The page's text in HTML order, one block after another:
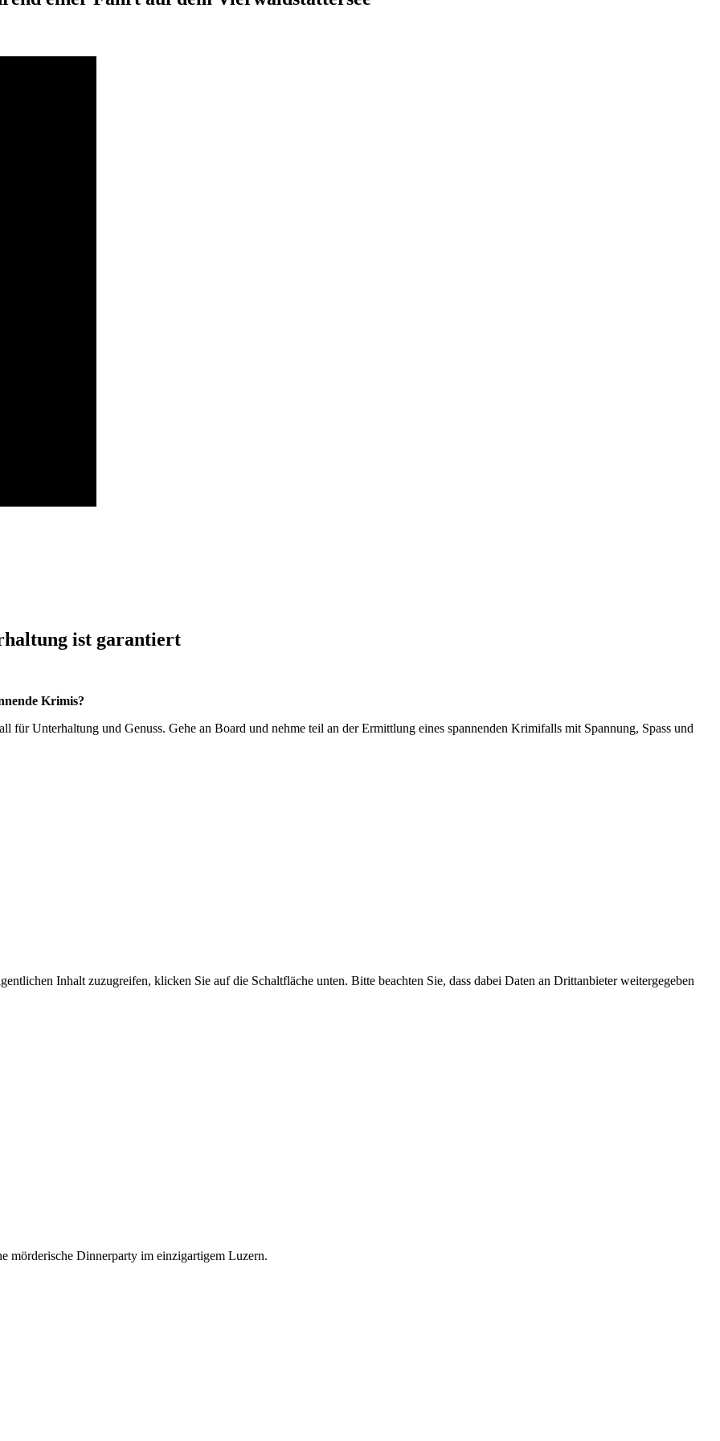
ist garantiert
Krimis?
Unterhaltung und Genuss. Gehe an Board und nehme teil an der Ermittlung eines spannenden Krimifalls mit Spannung, Spass und
Inhalt zuzugreifen, klicken Sie auf die Schaltfläche unten. Bitte beachten Sie, dass dabei Daten an Drittanbieter weitergegeben
mörderische Dinnerparty im einzigartigem Luzern.